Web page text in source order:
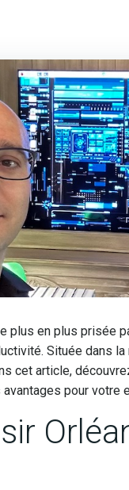
plus en plus prisée
Située dans
cet article,
pour votre